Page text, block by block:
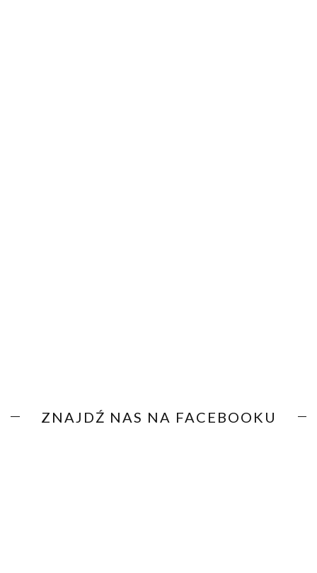
ZNAJDŹ NAS NA FACEBOOKU